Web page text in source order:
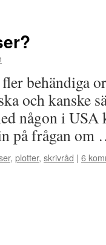
behändiga
och kanske
någon i USA
på frågan
, plotter, skrivråd | 6